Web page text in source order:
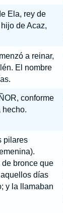
Ela, rey de
de Acaz,
a reinar,
El nombre
conforme
hecho.
pilares
bronce que
días
y la llamaban